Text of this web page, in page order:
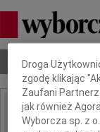
Nekrologi Odeszli
IMIĘ I NAZWISKO:
Dbamy o Twoją
Droga
zgodę klikając
Zaufani
jak również
Wyborcza sp. z